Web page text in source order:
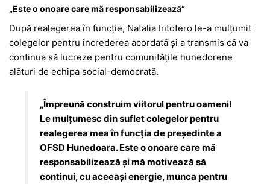
„Este o onoare care mă responsabilizează”
După realegerea în funcție, Natalia Intotero le-a mulțumit
colegelor pentru încrederea acordată și a transmis că va
continua să lucreze pentru comunitățile hunedorene
alături de echipa social-democrată.
„Împreună construim viitorul pentru oameni!
Le mulțumesc din suflet colegelor pentru
realegerea mea în funcția de președinte a
OFSD Hunedoara. Este o onoare care mă
responsabilizează și mă motivează să
continui, cu aceeași energie, munca pentru